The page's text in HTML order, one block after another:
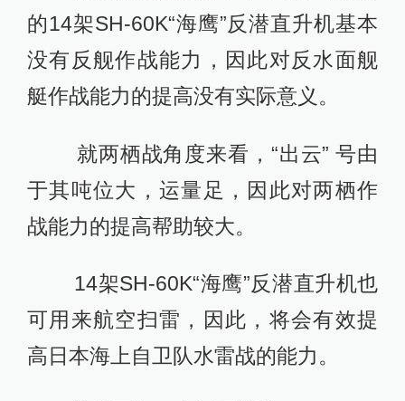
的14架SH-60K“海鹰”反潜直升机基本
没有反舰作战能力，因此对反水面舰
艇作战能力的提高没有实际意义。
就两栖战角度来看，“出云” 号由
于其吨位大，运量足，因此对两栖作
战能力的提高帮助较大。
14架SH-60K“海鹰”反潜直升机也
可用来航空扫雷，因此，将会有效提
高日本海上自卫队水雷战的能力。